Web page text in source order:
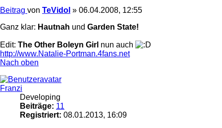
Beitrag von TeVidol » 06.04.2008, 12:55
Ganz klar: Hautnah und Garden State!
Edit: The Other Boleyn Girl nun auch
http://www.Natalie-Portman.4fans.net
Nach oben
Franzi
Developing
Beiträge: 11
Registriert: 08.01.2013, 16:09